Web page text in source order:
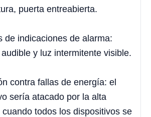
puerta entreabierta.
de indicaciones de alarma:
y luz intermitente visible.
contra fallas de energía: el
sería atacado por la alta
cuando todos los dispositivos se